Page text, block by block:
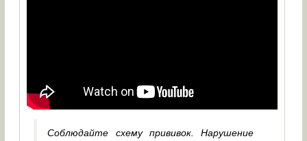
Соблюдайте схему прививок. Нарушение